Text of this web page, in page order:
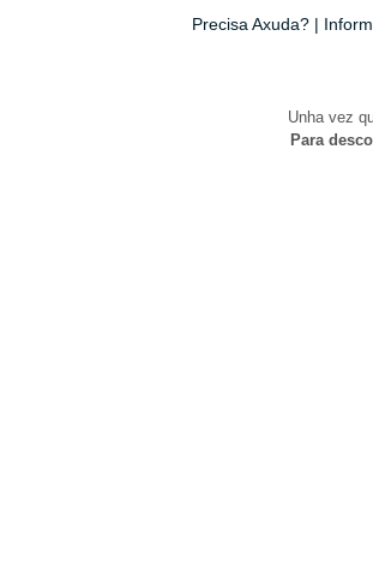
Precisa Axuda? |
Unha vez
Para